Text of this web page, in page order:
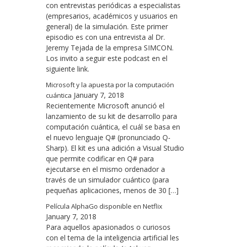
con entrevistas periódicas a especialistas
(empresarios, académicos y usuarios en
general) de la simulación. Este primer
episodio es con una entrevista al Dr.
Jeremy Tejada de la empresa SIMCON.
Los invito a seguir este podcast en el
siguiente link.
Microsoft y la apuesta por la computación
cuántica January 7, 2018
Recientemente Microsoft anunció el
lanzamiento de su kit de desarrollo para
computación cuántica, el cuál se basa en
el nuevo lenguaje Q# (pronunciado Q-
Sharp). El kit es una adición a Visual Studio
que permite codificar en Q# para
ejecutarse en el mismo ordenador a
través de un simulador cuántico (para
pequeñas aplicaciones, menos de 30 […]
Película AlphaGo disponible en Netflix
January 7, 2018
Para aquellos apasionados o curiosos
con el tema de la inteligencia artificial les